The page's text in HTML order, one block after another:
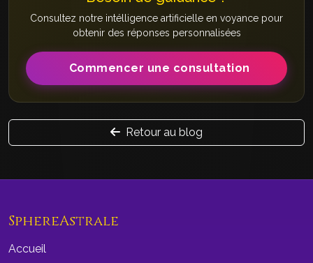
Consultez notre intélligence artificielle en voyance pour
obtenir des réponses personnalisées
Commencer une consultation
Retour au blog
SphereAstrale
Accueil